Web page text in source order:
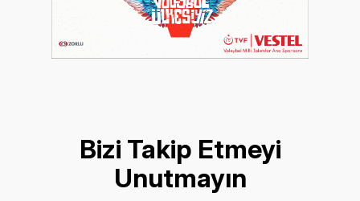
Bizi Takip Etmeyi
Unutmayın